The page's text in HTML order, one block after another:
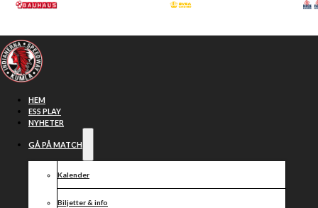
Hoppa till huvudinnehåll
HEM
ESS PLAY
NYHETER
GÅ PÅ MATCH
Kalender
Biljetter & info